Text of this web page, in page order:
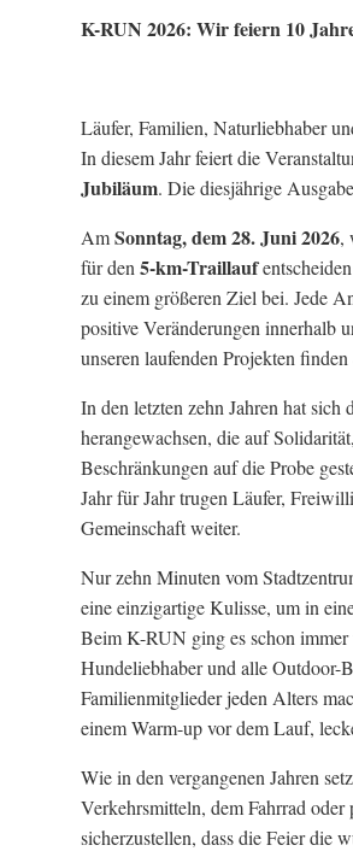
K-RUN 2026: Wir feiern 10
Läufer, Familien, Naturliebhaber
In diesem Jahr feiert die
Jubiläum. Die diesjährige
AmSonntag, dem 28. Juni 2026,
für den 5-km-Traillauf
zu einem größeren Ziel bei. Jede
positive Veränderungen innerhalb
unseren laufenden Projekten
In den letzten zehn Jahren hat
herangewachsen, die auf
Beschränkungen auf die Probe
Jahr für Jahr trugen Läufer,
Gemeinschaft weiter.
Nur zehn Minuten vom
eine einzigartige Kulisse, um in
Beim K-RUN ging es schon
Hundeliebhaber und alle Outdoor-
Familienmitglieder jeden Alters
einem Warm-up vor dem Lauf,
Wie in den vergangenen Jahren
Verkehrsmitteln, dem Fahrrad
sicherzustellen, dass die Feier die